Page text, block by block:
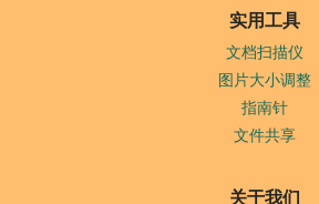
实用工具
文档扫描仪
图片大小调整
指南针
文件共享
关于我们